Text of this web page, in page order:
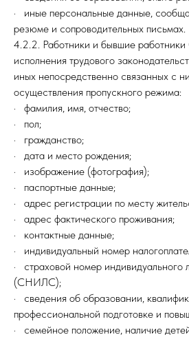
· иные персональные данные,
резюме и сопроводительных письмах.
4.2.2. Работники и бывшие
исполнения трудового
иных непосредственно связанных с
осуществления пропускного режима:
· фамилия, имя, отчество;
· пол;
· гражданство;
· дата и место рождения;
· изображение (фотография);
· паспортные данные;
· адрес регистрации по месту
· адрес фактического проживания;
· контактные данные;
· индивидуальный номер
· страховой номер индивидуального
(СНИЛС);
· сведения об образовании,
профессиональной подготовке и
· семейное положение, наличие